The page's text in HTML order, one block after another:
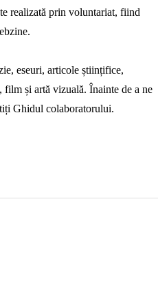
realizată prin voluntariat, fiind
eseuri, articole științifice,
și artă vizuală. Înainte de a ne
Ghidul colaboratorului.